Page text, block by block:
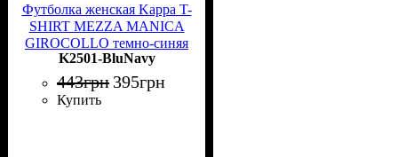
Футболка женская Kappa T-
SHIRT MEZZA MANICA
GIROCOLLO темно-синяя
K2501 BluNavy
K2501-BluNavy
443грн 395грн
Купить